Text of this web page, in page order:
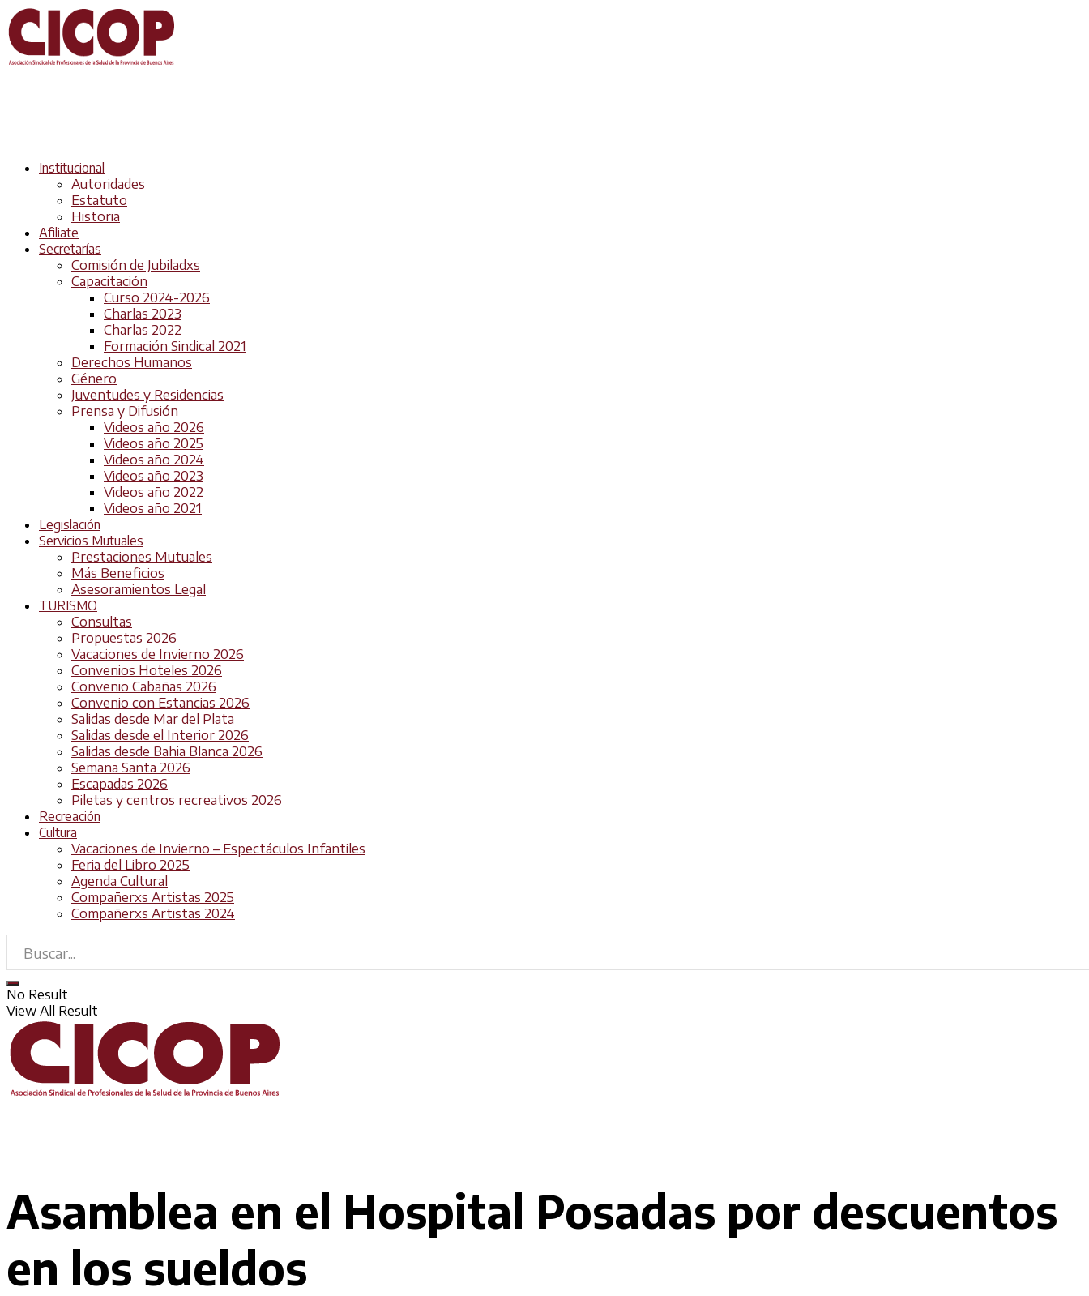
Institucional
Autoridades
Estatuto
Historia
Afiliate
Secretarías
Comisión de Jubiladxs
Capacitación
Curso 2024-2026
Charlas 2023
Charlas 2022
Formación Sindical 2021
Derechos Humanos
Género
Juventudes y Residencias
Prensa y Difusión
Videos año 2026
Videos año 2025
Videos año 2024
Videos año 2023
Videos año 2022
Videos año 2021
Legislación
Servicios Mutuales
Prestaciones Mutuales
Más Beneficios
Asesoramientos Legal
TURISMO
Consultas
Propuestas 2026
Vacaciones de Invierno 2026
Convenios Hoteles 2026
Convenio Cabañas 2026
Convenio con Estancias 2026
Salidas desde Mar del Plata
Salidas desde el Interior 2026
Salidas desde Bahia Blanca 2026
Semana Santa 2026
Escapadas 2026
Piletas y centros recreativos 2026
Recreación
Cultura
Vacaciones de Invierno – Espectáculos Infantiles
Feria del Libro 2025
Agenda Cultural
Compañerxs Artistas 2025
Compañerxs Artistas 2024
No Result
View All Result
Asamblea en el Hospital Posadas por descuentos
en los sueldos